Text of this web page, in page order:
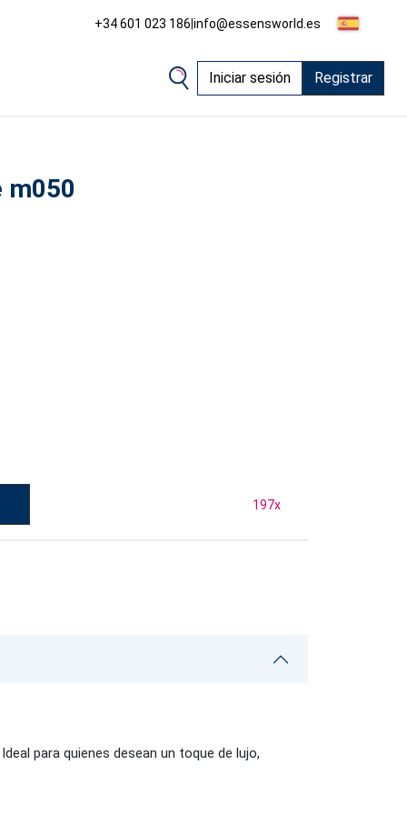
+34 601 023 186|info@essensworld.es
Iniciar sesión Registrar
m050
197x
para quienes desean un toque de lujo,